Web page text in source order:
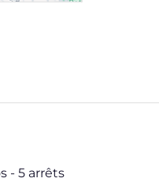
- 5 arrêts